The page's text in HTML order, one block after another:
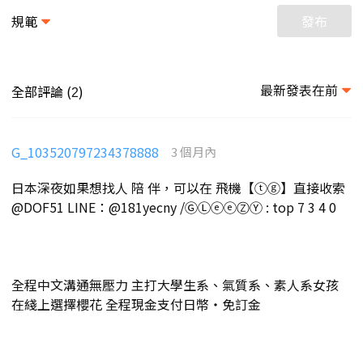
規範 發布
全部評論 (2) 最新發表在前
G_103520797234378888 3 個月內
日本深夜如果想找人 陪 伴，可以在 飛機【ⓣⓖ】直接收索
@DOF51 LINE：@181yecny /ⒼⓁⓔⓔⓏⓎ : top 7 3 4 0
全程中文溝通無壓力 主打大學生系、氣質系、素人系女孩
在綫上選擇櫻花 全程現金支付日幣・免訂金